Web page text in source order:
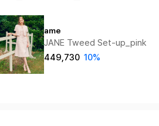
ame
JANE Tweed Set-up_pink
449,730 10%